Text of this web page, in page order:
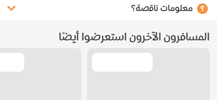
معلومات ناقصة؟
المسافرون الآخرون استعرضوا أيضًا